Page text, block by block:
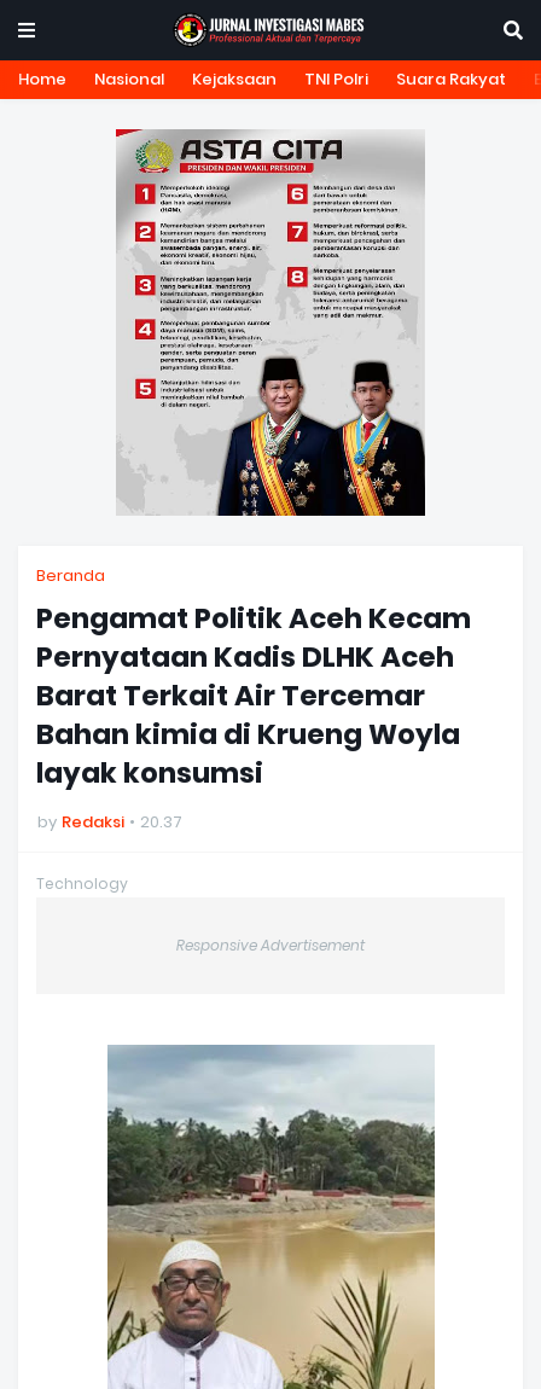
Home Nasional Kejaksaan TNI Polri Suara Rakyat
Beranda
Pengamat Politik Aceh Kecam
Pernyataan Kadis DLHK Aceh
Barat Terkait Air Tercemar
Bahan kimia di Krueng Woyla
layak konsumsi
by Redaksi 20.37
Technology
Responsive Advertisement